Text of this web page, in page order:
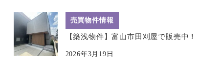
売買物件情報
【築浅物件】富山市田刈屋で販売中！
2026年3月19日